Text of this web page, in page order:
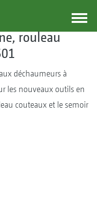
rouleau
déchaumeurs à
les nouveaux outils en
couteaux et le semoir